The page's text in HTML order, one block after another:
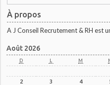
À propos
A J Conseil Recrutement & RH est
Août 2026
D L M
2
3 4